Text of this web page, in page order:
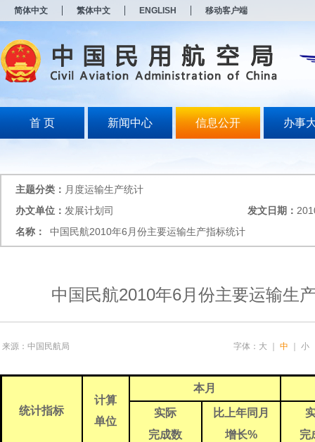
简体中文 繁体中文 ENGLISH 移动客户端
首 页 新闻中心 信息公开 办事
主题分类： 月度运输生产统计
办文单位： 发展计划司 发文日期：
名称：
中国民航2010年6月份主要运输生产指标统计
中国民航2010年6月份主要运输生
来源：中国民航局 字体： 大 ｜中 ｜小
统计指标
计算
单位
本月
实际
完成数
比上年同月
增长%
完
打
开
无
障
说
开